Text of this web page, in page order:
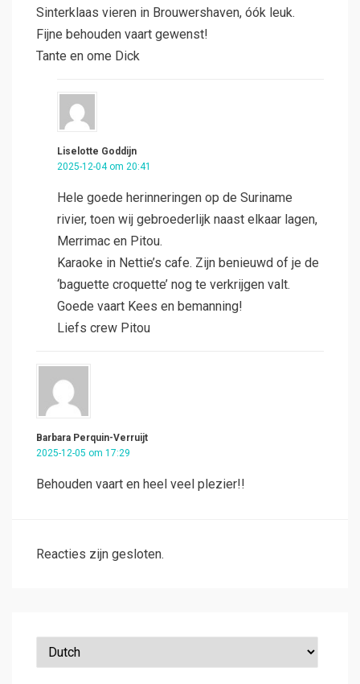
Sinterklaas vieren in Brouwershaven, óók leuk.
Fijne behouden vaart gewenst!
Tante en ome Dick
Liselotte Goddijn
2025-12-04 om 20:41
Hele goede herinneringen op de Suriname
rivier, toen wij gebroederlijk naast elkaar lagen,
Merrimac en Pitou.
Karaoke in Nettie’s cafe. Zijn benieuwd of je de
‘baguette croquette’ nog te verkrijgen valt.
Goede vaart Kees en bemanning!
Liefs crew Pitou
Barbara Perquin-Verruijt
2025-12-05 om 17:29
Behouden vaart en heel veel plezier!!
Reacties zijn gesloten.